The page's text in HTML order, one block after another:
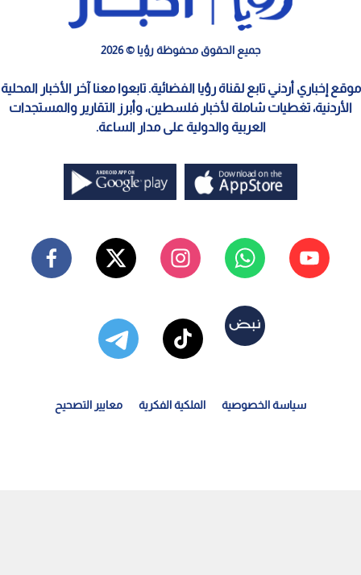
جميع الحقوق محفوظة رؤيا © 2026
موقع إخباري أردني تابع لقناة رؤيا الفضائية. تابعوا معنا آخر الأخبار المحلية
الأردنية، تغطيات شاملة لأخبار فلسطين، وأبرز التقارير والمستجدات
العربية والدولية على مدار الساعة.
سياسة الخصوصية الملكية الفكرية معايير التصحيح